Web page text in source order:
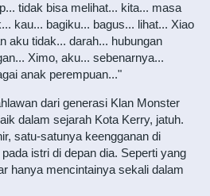
tidak bisa melihat... kita... masa
kau... bagiku... bagus... lihat... Xiao
aku tidak... darah... hubungan
Ximo, aku... sebenarnya...
anak perempuan..."
dari generasi Klan Monster
dalam sejarah Kota Kerry, jatuh.
satu-satunya keengganan di
istri di depan dia. Seperti yang
hanya mencintainya sekali dalam